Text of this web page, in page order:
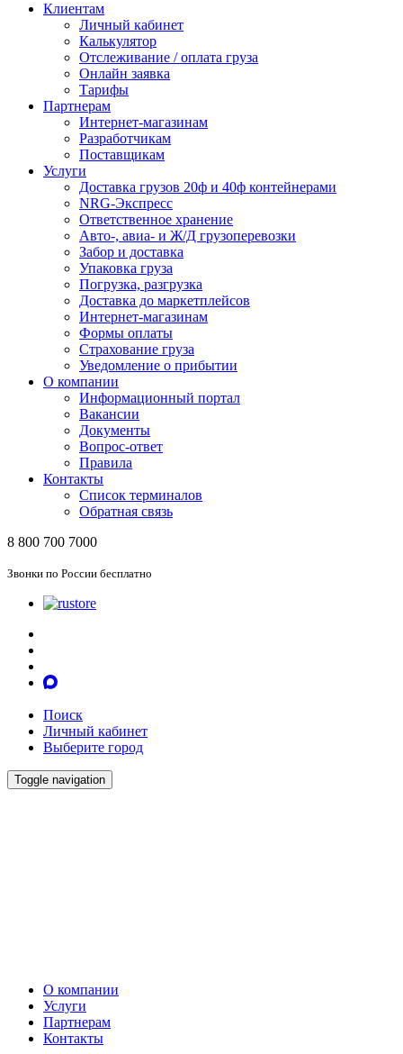
Клиентам
Личный кабинет
Калькулятор
Отслеживание / оплата груза
Онлайн заявка
Тарифы
Партнерам
Интернет-магазинам
Разработчикам
Поставщикам
Услуги
Доставка грузов 20ф и 40ф контейнерами
NRG-Экспресс
Ответственное хранение
Авто-, авиа- и Ж/Д грузоперевозки
Забор и доставка
Упаковка груза
Погрузка, разгрузка
Доставка до маркетплейсов
Интернет-магазинам
Формы оплаты
Страхование груза
Уведомление о прибытии
О компании
Информационный портал
Вакансии
Документы
Вопрос-ответ
Правила
Контакты
Список терминалов
Обратная связь
8 800 700 7000
Звонки по России бесплатно
Поиск
Личный кабинет
Выберите город
Toggle navigation
О компании
Услуги
Партнерам
Контакты